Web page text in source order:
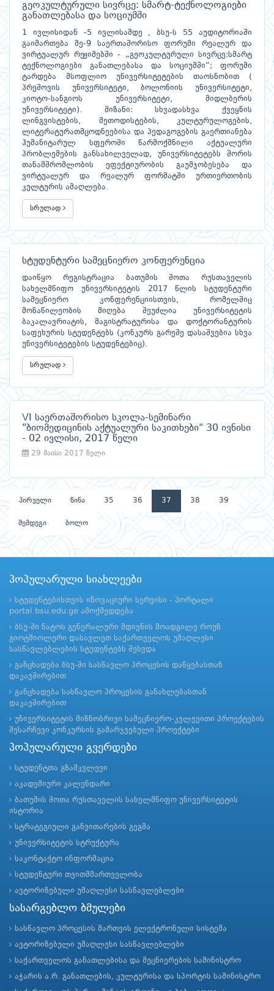
გეოკულტურული სივრცე: სმარტ-ტექნოლოგიები
განათლებასა და სოციუმში
1 ივლისიდან -5 ივლისამდე , ბსუ-ს 55 აუდიტორიაში
გაიმართება მე-9 საერთაშორისო ფორუმი რეალურ და
ვირტუალურ რეჟიმებში - „გეოკულტურული სივრცე:სმარტ
ტექნოლოგიები განათლებასა და სოციუმში“; ფორუმი
ტარდება მსოფლიო უნივერსიტეტების თაოსნობით (
პრეშოვის უნივერსიტეტი, ბოლონიის უნივერსიტეტი,
კიოტო-სანგიოს უნივერსიტეტი, მიდლბერის
უნივერსიტეტი). მიზანი: სხვადასხვა ქვეყნის
ლინგვისტების, მეთოდისტების, კულტურულოგების,
ლიტერატურათმცოდნეებისა და პედაგოგების გაერთიანება
ჰუმანიტარულ სფეროში წარმოქმნილი აქტუალური
პრობლემების განსახილველად, უნივერსიტეტებს შორის
თანამშრომლობის ეფექტიურობის გაუმჯობესება და
ვირტუალურ და რეალურ ფორმატში ურთიერთობის
კულტურის ამაღლება.
სრულად
სტუდენტური სამეცნიერო კონფერენცია
დაიწყო რეგისტრაცია ბათუმის შოთა რუსთაველის
სახელმწიფო უნივერსიტეტის 2017 წლის სტუდენტური
სამეცნიერო კონფერენციისთვის, რომელშიც
მონაწილეობის მიღება შეუძლია უნივერსიტეტის
ბაკალავრიატის, მაგისტრატურისა და დოქტორანტურის
საფეხურის სტუდენტებს (კონკურს გარეშე დასაშვებია სხვა
უნივერსიტეტების სტუდენტებიც).
სრულად
VI საერთაშორისო სკოლა-სემინარი
"ბიომედიცინის აქტუალური საკითხები" 30 ივნისი
- 02 ივლისი, 2017 წელი
29 მაისი 2017 წელი
პირველი წინა 35 36 37 38 39
შემდეგი ბოლო
პოპულარული სიახლეები
სტუდენტებისთვის ინოვაციური სერვისი - პორტალი
portal.bsu.edu.ge ამოქმედდება
ბსუ-ში ნატოს გენერალური მდივნის მოადგილე როუზ
გიოტმიოლერი დასავლეთ საქართველოს უმაღლესი
სასწავლებლების სტუდენტებს შეხვდა
განცხადება ბსუ-ში სასწავლო პროცესის დაწყებასთან
დაკავშირებით
განცხადება სასწავლო პროცესის განახლებასთან
დაკავშირებით
უნივერსიტეტის მიზნობრივი სამეცნიერო-კვლევითი პროექტების
შესარჩევი კონკურსის გამარჯვებული პროექტები
პოპულარული გვერდები
სტუდენტთა გზამკვლევი
აკადემიური კალენდარი
ბათუმის შოთა რუსთაველის სახელმწიფო უნივერსიტეტის
ისტორია
სტრატეგიული განვითარების გეგმა
უნივერსიტეტის სტრუქტურა
საკონტაქტო ინფორმაცია
სტუდენტური თვითმმართველობა
ავტორიზებული უმაღლესი სასწავლებლები
სასარგებლო ბმულები
სასწავლო პროცესის მართვის ელექტრონული სისტემა
ავტორიზებული უმაღლესი სასწავლებლები
საქართველოს განათლებისა და მეცნიერების სამინისტრო
აჭარის ა.რ. განათლების, კულტურისა და სპორტის სამინისტრო